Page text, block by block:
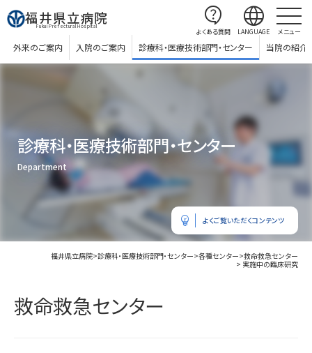
福井県立病院
Fukui Prefectural Hospital
外来のご案内 入院のご案内 診療科・医療技術部門・センター 当院の紹介
contact_support
よくある質問
language
LANGUAGE メニュー
診療科・医療技術部門・センター
Department
福井県立病院>診療科・医療技術部門・センター>各種センター>救命救急センター
> 実施中の臨床研究
救命救急センター
emoji_objects よくご覧いただくコンテンツ